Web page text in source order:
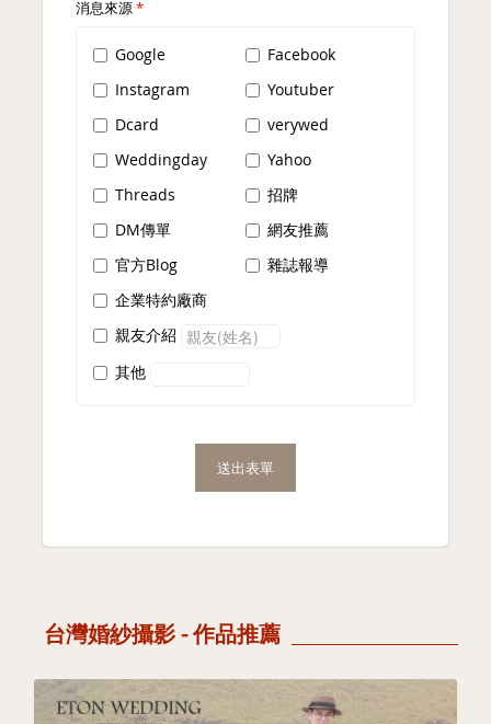
消息來源*
Google
Facebook
Instagram
Youtuber
Dcard
verywed
Weddingday
Yahoo
Threads
招牌
DM傳單
網友推薦
官方Blog
雜誌報導
企業特約廠商
親友介紹
其他
送出表單
台灣婚紗攝影 - 作品推薦